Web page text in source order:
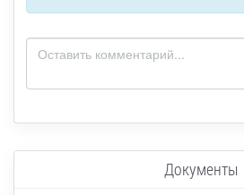
Документы